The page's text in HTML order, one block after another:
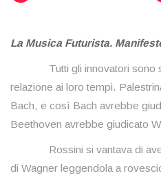
La Musica Futurista.
Tutti gli innovatori sono
relazione ai loro tempi.
Bach, e così Bach avrebbe
Beethoven avrebbe giudicato
Rossini si vantava di aver
di Wagner leggendola a